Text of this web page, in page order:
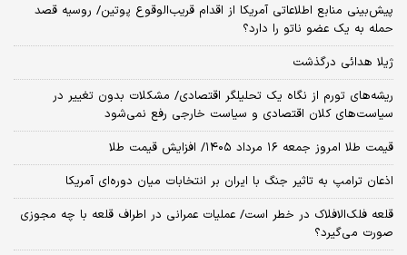
پیش‌بینی منابع اطلاعاتی آمریکا از اقدام قریب‌الوقوع پوتین/ روسیه قصد
حمله به یک عضو ناتو را دارد؟
ژیلا هدائی درگذشت
ریشه‌های تورم از نگاه یک تحلیلگر اقتصادی/ مشکلات بدون تغییر در
سیاست‌های کلان اقتصادی و سیاست خارجی رفع نمی‌شود
قیمت طلا امروز جمعه ۱۶ مرداد ۱۴۰۵/ افزایش قیمت طلا
اذعان ترامپ به تاثیر جنگ با ایران بر انتخابات میان دوره‌ای آمریکا
قلعه فلک‌الافلاک در خطر است/ عملیات عمرانی در اطراف قلعه با چه مجوزی
صورت می‌گیرد؟